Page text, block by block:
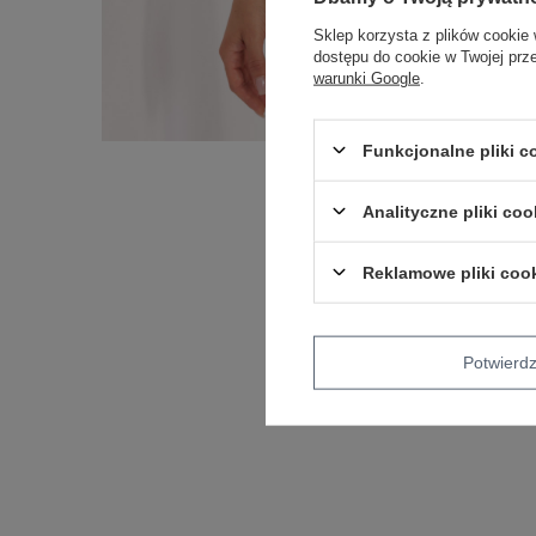
Sklep korzysta z plików cookie
dostępu do cookie w Twojej
warunki Google
Funkcjonalne pliki
Analityczne pliki
Reklamowe pliki